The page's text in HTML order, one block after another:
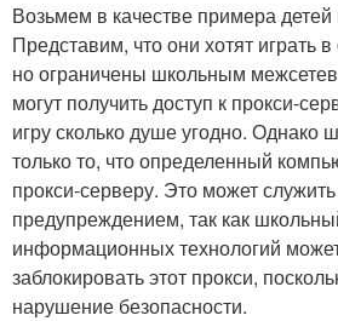
Возьмем в качестве примера
Представим, что они хотят играть
но ограничены школьным
могут получить доступ к прокси-
игру сколько душе угодно. Однако
только то, что определенный
прокси-серверу. Это может
предупреждением, так как
информационных технологий
заблокировать этот прокси,
нарушение безопасности.